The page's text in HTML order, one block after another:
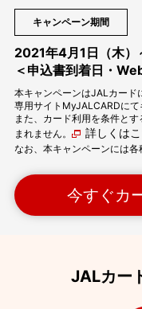
キャンペーン期間
2021年4月1日（木）
＜申込書到着日・
本キャンペーンはJALカード
専用サイトMyJALCARDにて
また、カード利用を条件と
まれません。
詳しくは
なお、本キャンペーンには各
今すぐカ
JALカー